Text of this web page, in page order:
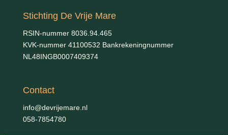
Stichting De Vrije Mare
RSIN-nummer 8036.94.465
KVK-nummer 41100532 Bankrekeningnummer
NL48INGB0007409374
Contact
info@devrijemare.nl
058-7854780